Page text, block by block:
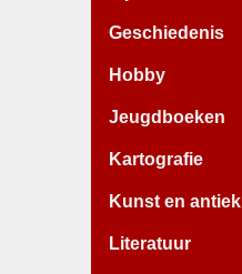
Geschiedenis
Hobby
Jeugdboeken
Kartografie
Kunst en antiek
Literatuur